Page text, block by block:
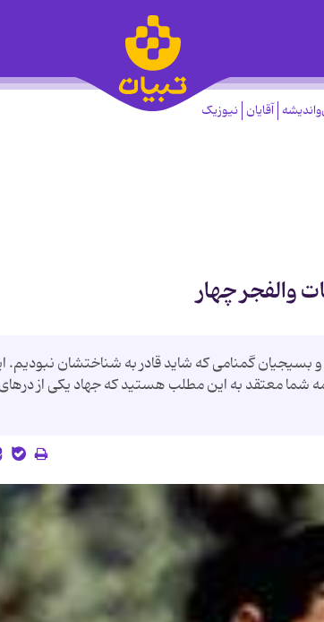
آقایان نیوزیک
والفجر چهار
و بسیجیان گمنامی که شاید قادر به شناختشان
همه شما معتقد به این مطلب هستید که جهاد یکی از